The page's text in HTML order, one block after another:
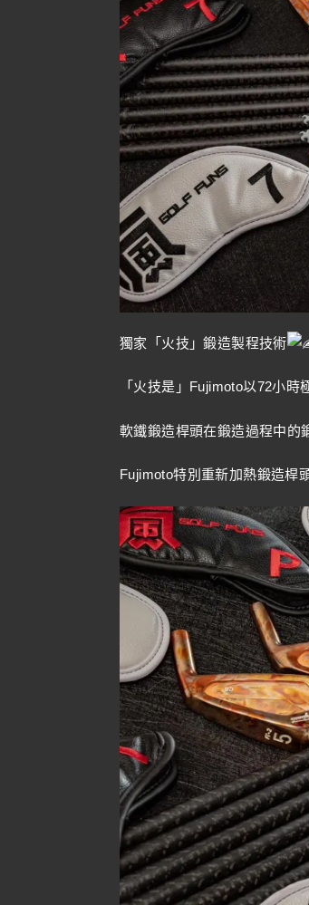
獨家「火技」鍛造製程技術
「火技是」Fujimoto以72小
軟鐵鍛造桿頭在鍛造過程中的
Fujimoto特別重新加熱鍛造桿